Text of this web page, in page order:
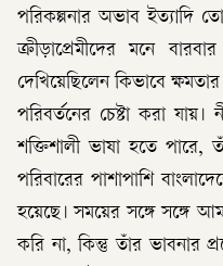
পরিকল্পনার অভাব ইত্যাদি
ক্রীড়াপ্রেমীদের মনে
দেখিয়েছিলেন কিভাবে
পরিবর্তনের চেষ্টা করা
শক্তিশালী ভাষা হতে পারে,
পরিবারের পাশাপাশি
হয়েছে। সময়ের সঙ্গে সঙ্গে
করি না, কিন্তু তাঁর